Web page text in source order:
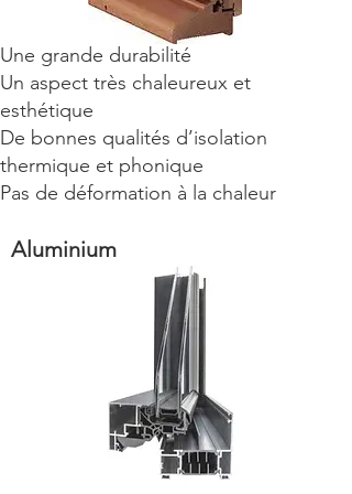
Une grande durabilité
Un aspect très chaleureux et
esthétique
De bonnes qualités d’isolation
thermique et phonique
Pas de déformation à la chaleur
Aluminium